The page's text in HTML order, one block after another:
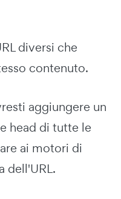
diversi che
contenuto.
aggiungere un
head di tutte le
ai motori di
dell'URL.